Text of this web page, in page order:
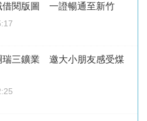
借閱版圖 一證暢通至新竹
瑞三鑛業 邀大小朋友感受煤